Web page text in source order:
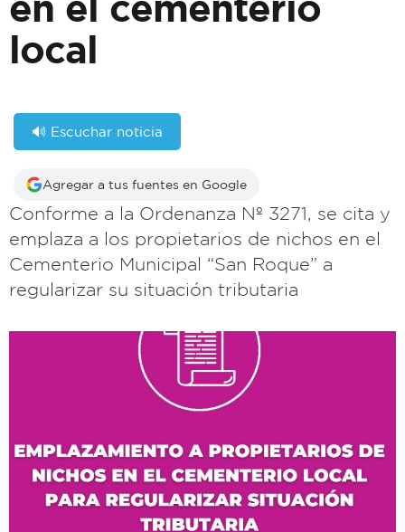
local
🔊 Escuchar noticia
Agregar a tus fuentes en Google
Conforme a la Ordenanza Nº 3271, se cita y
emplaza a los propietarios de nichos en el
Cementerio Municipal “San Roque” a
regularizar su situación tributaria